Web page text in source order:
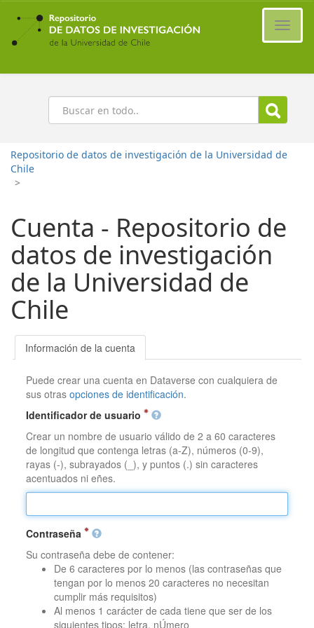
Ir
contenido
principal
Buscar
Repositorio de datos de investigación de la Universidad de
Chile
>
Cuenta - Repositorio de
datos de investigación
de la Universidad de
Chile
Información de la cuenta
Puede crear una cuenta en Dataverse con cualquiera de
sus otrasopciones de identificación.
Identificador de usuario
Crear un nombre de usuario válido de 2 a 60 caracteres
de longitud que contenga letras (a-Z), números (0-9),
rayas (-), subrayados (_), y puntos (.) sin caracteres
acentuados ni eñes.
Contraseña
Su contraseña debe de contener:
De 6 caracteres por lo menos (las contraseñas que
tengan por lo menos 20 caracteres no necesitan
cumplir más requisitos)
Al menos 1 carácter de cada tiene que ser de los
siguientes tipos: letra, nÚmero